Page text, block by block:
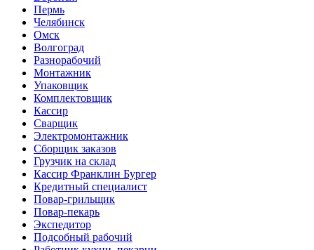
Пермь
Челябинск
Омск
Волгоград
Разнорабочий
Монтажник
Упаковщик
Комплектовщик
Кассир
Сварщик
Электромонтажник
Сборщик заказов
Грузчик на склад
Кассир Франклин Бургер
Кредитный специалист
Повар-грильщик
Повар-пекарь
Экспедитор
Подсобный рабочий